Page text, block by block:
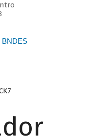
BNDES